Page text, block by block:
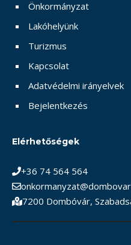
Önkormányzat
Lakóhelyünk
Turizmus
Kapcsolat
Adatvédelmi irányelvek
Bejelentkezés
Elérhetőségek
+36 74 564 564
7200 Dombóvár,